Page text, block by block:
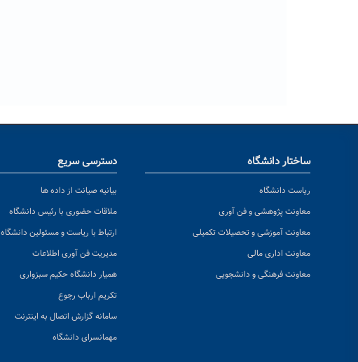
ساختار دانشگاه
ریاست دانشگاه
معاونت پژوهشی و فن آوری
معاونت آموزشی و تحصیلات تکمیلی
معاونت اداری مالی
معاونت فرهنگی و دانشجویی
دسترسی سریع
بیانیه صیانت از داده ها
ملاقات حضوری با رئیس دانشگاه
ارتباط با ریاست و مسئولین دانشگاه
مدیریت فن آوری اطلاعات
همیار دانشگاه حکیم سبزواری
تکریم ارباب رجوع
سامانه گزارش اتصال به اینترنت
مهمانسرای دانشگاه